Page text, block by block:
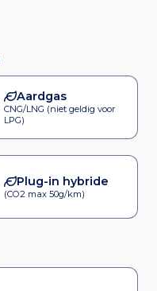
Aardgas
CNG/LNG (niet geldig voor
LPG)
Plug-in hybride
(CO2 max 50g/km)